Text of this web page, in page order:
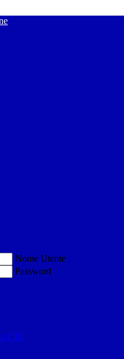
Nome Utente
Password
CIE